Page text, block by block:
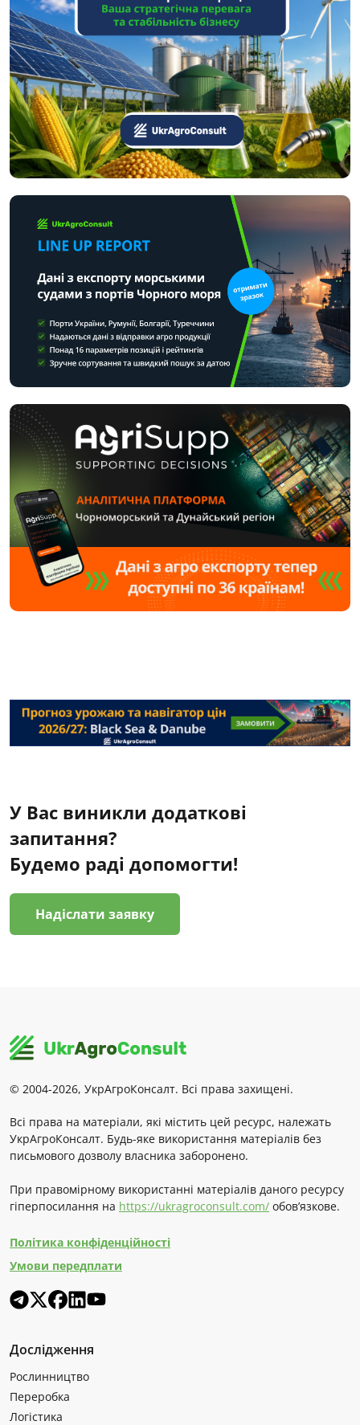
У Вас виникли додаткові
запитання?
Будемо раді допомогти!
Надіслати заявку
© 2004-2026, УкрАгроКонсалт. Всі права захищені.
Всі права на матеріали, які містить цей ресурс, належать
УкрАгроКонсалт. Будь-яке використання матеріалів без
письмового дозволу власника заборонено.
При правомірному використанні матеріалів даного ресурсу
гіперпосилання на https://ukragroconsult.com/ обов’язкове.
Політика конфіденційності
Умови передплати
Дослідження
Рослинництво
Переробка
Логістика